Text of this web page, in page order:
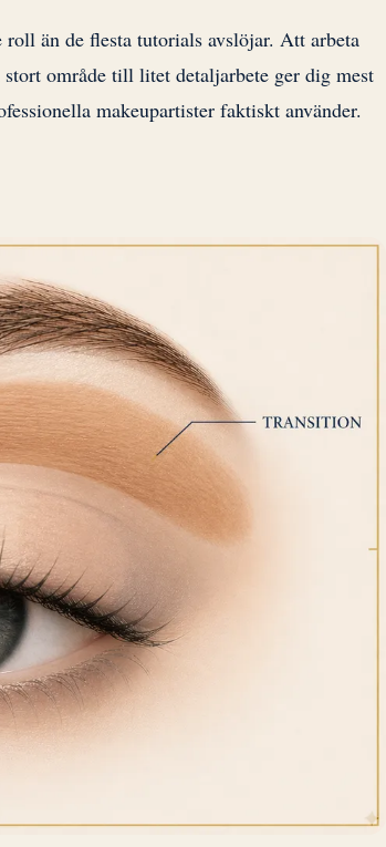
än de flesta tutorials avslöjar. Att arbeta
område till litet detaljarbete ger dig mest
makeupartister faktiskt använder.